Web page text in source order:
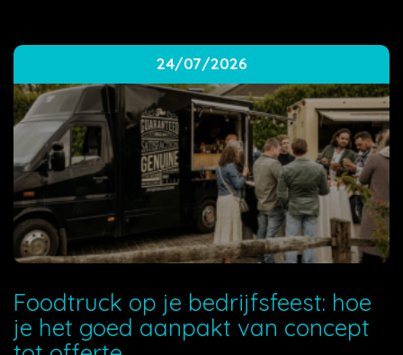
24/07/2026
Foodtruck op je bedrijfsfeest: hoe
je het goed aanpakt van concept